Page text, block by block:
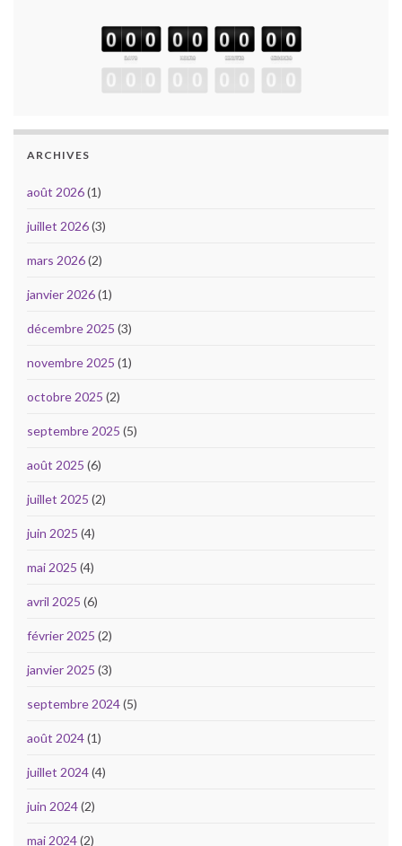
ARCHIVES
août 2026(1)
juillet 2026(3)
mars 2026(2)
janvier 2026(1)
décembre 2025 (3)
novembre 2025 (1)
octobre 2025 (2)
septembre 2025 (5)
août 2025 (6)
juillet 2025 (2)
juin 2025 (4)
mai 2025 (4)
avril 2025 (6)
février 2025 (2)
janvier 2025 (3)
septembre 2024(5)
août 2024(1)
juillet 2024(4)
juin 2024(2)
mai 2024(2)